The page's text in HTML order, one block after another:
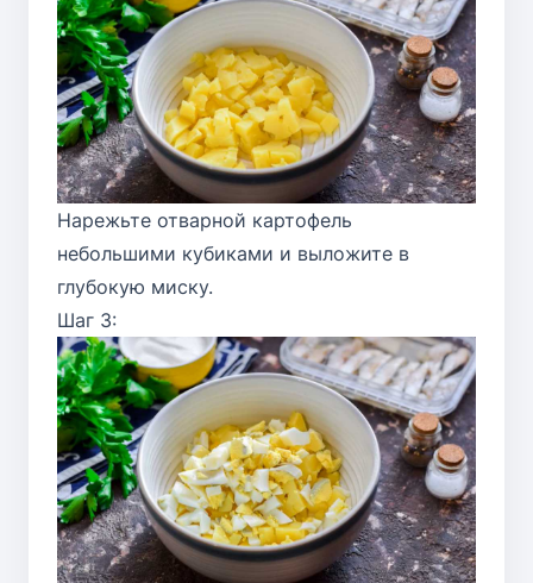
Нарежьте отварной картофель
небольшими кубиками и выложите в
глубокую миску.
Шаг 3: